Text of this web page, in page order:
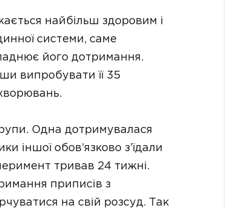
найбільш здоровим і
системи, саме
його дотримання.
випробувати її 35
Одна дотримувалася
іншої обов’язково з’їдали
тривав 24 тижні.
приписів з
на свій розсуд. Так